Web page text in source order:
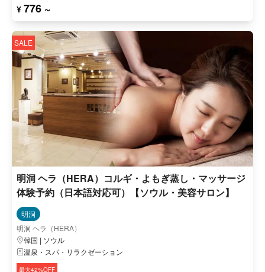
¥ 776 ~
SALE
明洞 ヘラ（HERA）コルギ・よもぎ蒸し・マッサージ
体験予約（日本語対応可）【ソウル・美容サロン】
明洞
明洞 ヘラ（HERA）
韓国 | ソウル
温泉・スパ・リラクゼーション
最大42%OFF